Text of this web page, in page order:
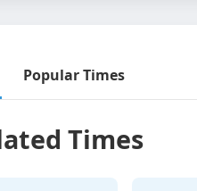
Popular Times
Times